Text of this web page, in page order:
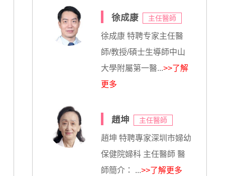
徐成康 主任醫師
徐成康 特聘专家主任醫
師/教授/碩士生導師中山
大學附屬第一醫...>>了解
更多
趙坤 主任醫師
趙坤 特聘專家深圳市婦幼
保健院婦科 主任醫師 醫
師簡介： ...>>了解更多